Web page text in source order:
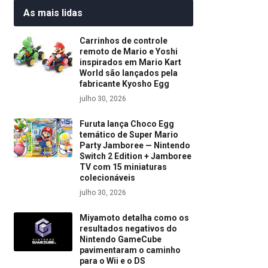
As mais lidas
Carrinhos de controle
remoto de Mario e Yoshi
inspirados em Mario Kart
World são lançados pela
fabricante Kyosho Egg
julho 30, 2026
Furuta lança Choco Egg
temático de Super Mario
Party Jamboree — Nintendo
Switch 2 Edition + Jamboree
TV com 15 miniaturas
colecionáveis
julho 30, 2026
Miyamoto detalha como os
resultados negativos do
Nintendo GameCube
pavimentaram o caminho
para o Wii e o DS